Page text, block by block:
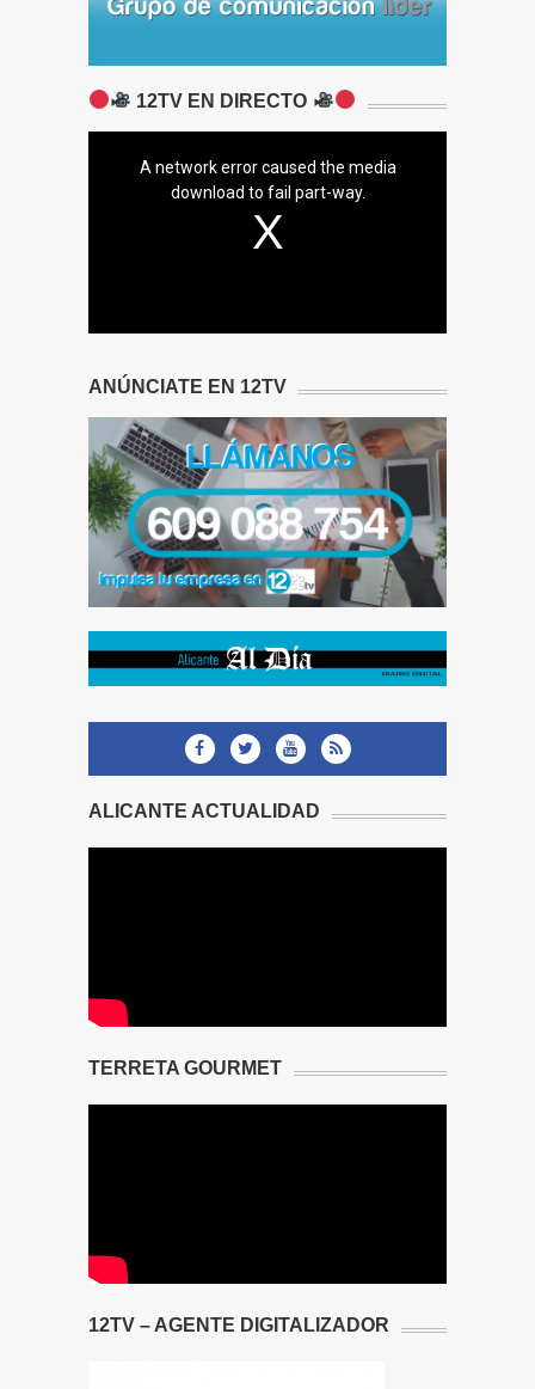
12TV EN DIRECTO
A network error caused the media
download to fail part-way.
ANÚNCIATE EN 12TV
ALICANTE ACTUALIDAD
TERRETA GOURMET
12TV – AGENTE DIGITALIZADOR